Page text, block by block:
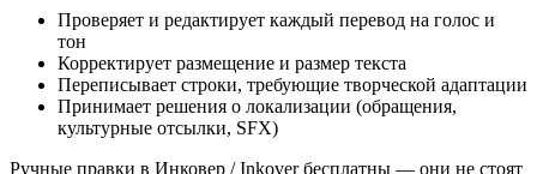
Проверяет и редактирует каждый перевод на голос и
тон
Корректирует размещение и размер текста
Переписывает строки, требующие творческой адаптации
Принимает решения о локализации (обращения,
культурные отсылки, SFX)
Ручные правки в Инковер / Inkover бесплатны — они не стоят